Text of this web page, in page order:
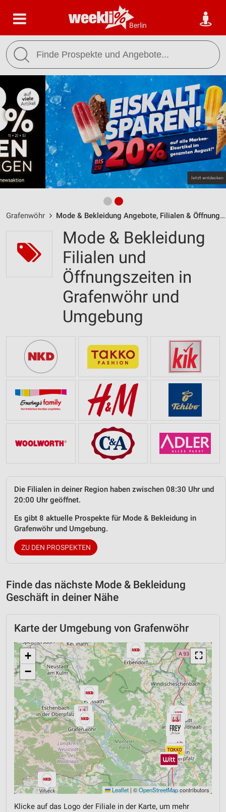
Berlin
Grafenwöhr Mode & Bekleidung Angebote, Filialen & Öffnungszeiten
Mode & Bekleidung
Filialen und
Öffnungszeiten in
Grafenwöhr und
Umgebung
Die Filialen in deiner Region haben zwischen 08:30 Uhr und
20:00 Uhr geöffnet.
Es gibt 8 aktuelle Prospekte für Mode & Bekleidung in
Grafenwöhr und Umgebung.
ZU DEN PROSPEKTEN
Finde das nächste Mode & Bekleidung
Geschäft in deiner Nähe
Karte der Umgebung von Grafenwöhr
⛶
+
−
Leaflet | ©OpenStreetMapcontributors
Klicke auf das Logo der Filiale in der Karte, um mehr